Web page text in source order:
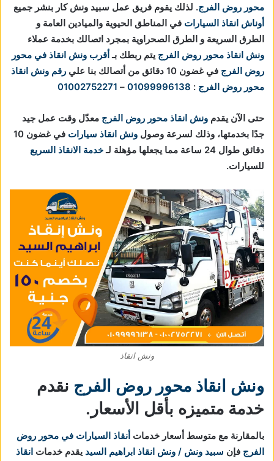
محور روض الفرج. لذلك يقوم فريق عمل سبيد ونش كار بنشر جميع
أوناش انقاذ السيارات في المناطق الحيوية والميادين العامة و
الطرق السريعة و الطرق الصحراوية بمجرد اتصالك بخدمة عملاء
ونش انقاذ محور روض الفرج يتم ربطك بـأقرب ونش انقاذ في محور
روض الفرج في غضون 10 دقائق من أتصالك بنا علي
رقم ونش انقاذ
محور روض الفرج :
01099996138
–
01002752271
حتى الآن يقدم ونش انقاذ محور روض الفرج معدّل وقت عمل جيد
جدًا بخدمتها، وذلك لسرعة وصول ونش انقاذ سيارات
في غضون 10
دقائق طوال 24 ساعة مما يجعلها مؤهلة لـ
خدمة الانقاذ السريع
للسيارات.
ونش انقاذ
ونش انقاذ محور روض الفرج نقدم
خدمة متميزه بأقل الأسعار.
بالمقارنة مع متوسط أسعار خدمات أنقاذ السيارات في محور روض
الفرج فإن سبيد ونش / ونش انقاذ ابراهيم السيد يقدم خدمات انقاذ